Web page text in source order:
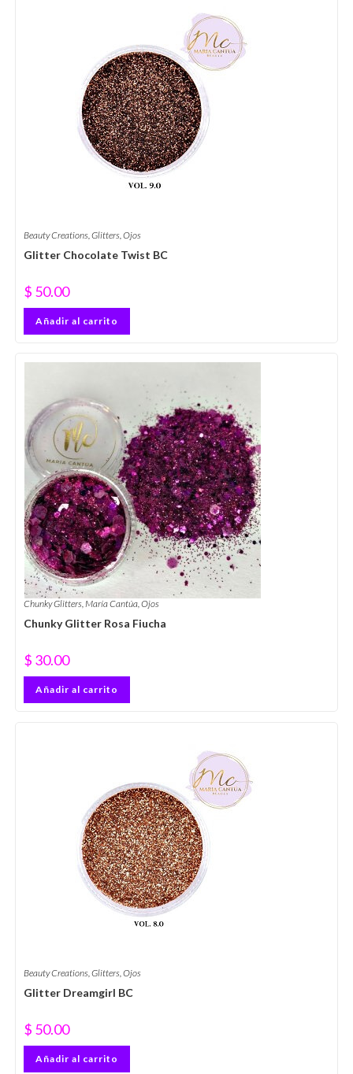
Beauty Creations, Glitters, Ojos
Glitter Chocolate Twist BC
$ 50.00
Añadir al carrito
Chunky Glitters,María Cantúa,Ojos
Chunky Glitter Rosa Fiucha
$ 30.00
Añadir al carrito
Beauty Creations, Glitters, Ojos
Glitter Dreamgirl BC
$ 50.00
Añadir al carrito